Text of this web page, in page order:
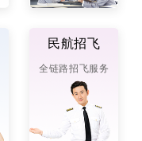
民航招飞
全链路招飞服务